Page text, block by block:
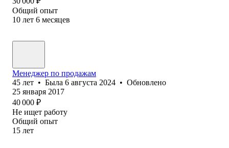
Общий опыт
10 лет 6 месяцев
Менеджер по продажам
45 лет • Была 6 августа 2024 • Обновлено
25 января 2017
40 000 ₽
Не ищет работу
Общий опыт
15 лет